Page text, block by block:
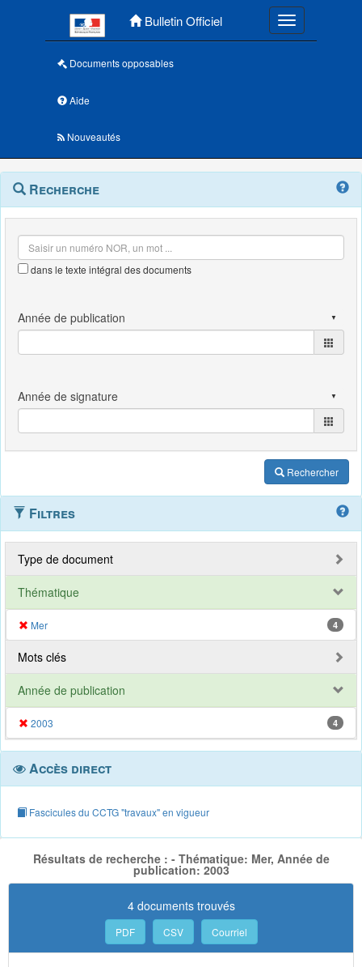
Bulletin Officiel Toggle
Documents opposables
Aide
Nouveautés
Navigation
outils
Menu
contextuel
Recherche
dans le texte intégral des documents
Rechercher
Filtres
Type de document
Thématique
Mer 4
Mots clés
Année de publication
2003 4
Accès direct
Fascicules du CCTG "travaux" en vigueur
Résultats de recherche : - Thématique: Mer, Année de
publication: 2003
4 documents trouvés
PDF CSV Courriel